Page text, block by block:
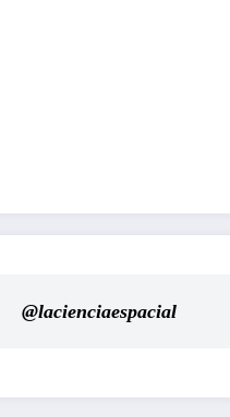
@lacienciaespacial